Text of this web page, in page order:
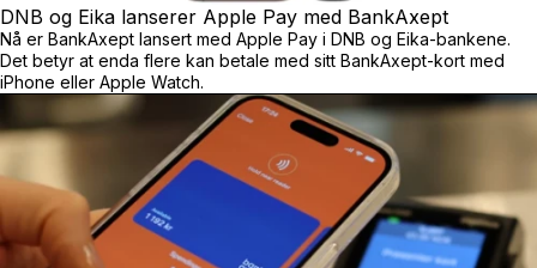
DNB og Eika lanserer Apple Pay med BankAxept
Nå er BankAxept lansert med Apple Pay i DNB og Eika-bankene.
Det betyr at enda flere kan betale med sitt BankAxept-kort med
iPhone eller Apple Watch.